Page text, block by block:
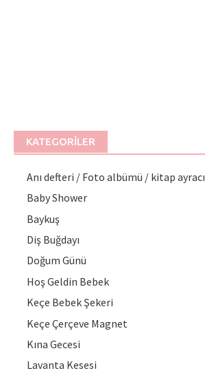
KATEGORILER
Anı defteri / Foto albümü / kitap ayracı
Baby Shower
Baykuş
Diş Buğdayı
Doğum Günü
Hoş Geldin Bebek
Keçe Bebek Şekeri
Keçe Çerçeve Magnet
Kına Gecesi
Lavanta Kesesi